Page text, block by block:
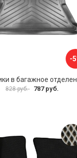
-
828 руб. 787 руб.